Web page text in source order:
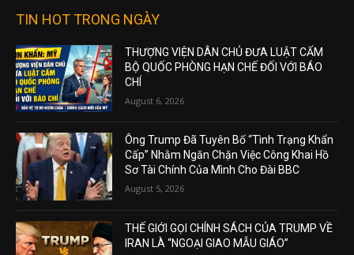
TIN HOT TRONG NGÀY
THƯỢNG VIỆN DÂN CHỦ ĐƯA LUẬT CẤM
BỘ QUỐC PHÒNG HẠN CHẾ ĐỐI VỚI BÁO
CHÍ
August 6, 2026
Ông Trump Đã Tuyên Bố “Tình Trạng Khẩn
Cấp” Nhằm Ngăn Chặn Việc Công Khai Hồ
Sơ Tài Chính Của Mình Cho Đài BBC
August 5, 2026
THẾ GIỚI GỌI CHÍNH SÁCH CỦA TRUMP VỀ
IRAN LÀ “NGOẠI GIAO MẪU GIÁO”